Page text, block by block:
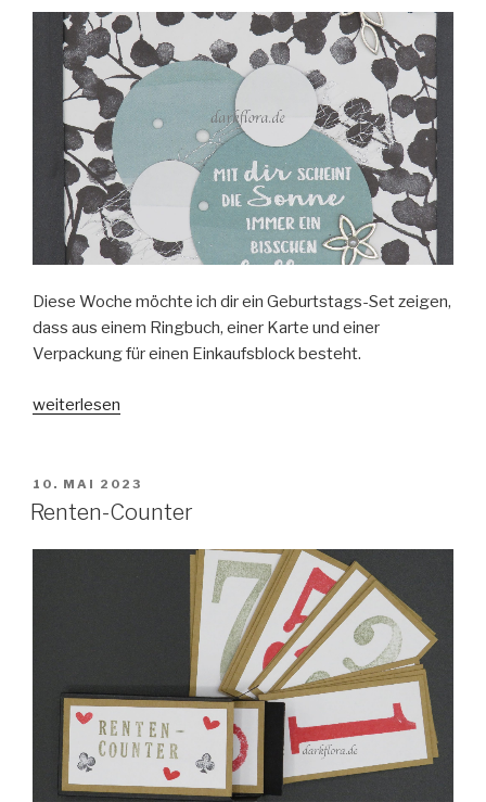
Diese Woche möchte ich dir ein Geburtstags-Set zeigen,
dass aus einem Ringbuch, einer Karte und einer
Verpackung für einen Einkaufsblock besteht.
„Gedanken
Ringbuch“
weiterlesen
VERÖFFENTLICHT
AM
10. MAI 2023
Renten-Counter